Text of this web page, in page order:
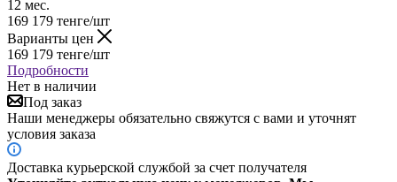
12 мес.
169 179 тенге/шт
Варианты цен
169 179 тенге/шт
Подробности
Нет в наличии
Под заказ
Наши менеджеры обязательно свяжутся с вами и уточнят
условия заказа
Доставка курьерской службой за счет получателя